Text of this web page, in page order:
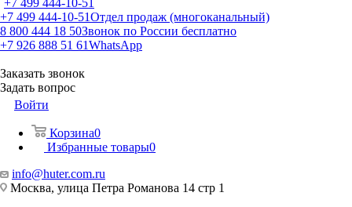
+7 499 444-10-51
+7 499 444-10-51Отдел продаж (многоканальный)
8 800 444 18 50Звонок по России бесплатно
+7 926 888 51 61WhatsApp
Заказать звонок
Задать вопрос
Войти
Корзина0
Избранные товары0
info@huter.com.ru
Москва, улица Петра Романова 14 стр 1